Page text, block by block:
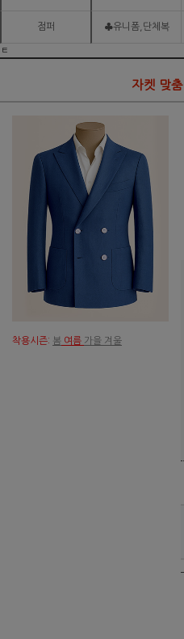
점퍼 ♣유니폼,단체복
ㅌ
자켓 맞춤
착용시즌: 봄 여름 가을 겨울